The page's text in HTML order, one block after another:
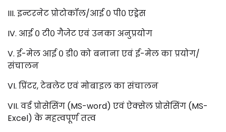
III. इन्टरनेट प्रोटोकॉल/आई ० पी० एड्रेस
IV. आई ० टी० गैजेट एवं उनका अनुप्रयोग
V. ई-मेल आई ० डी० को बनाना एवं ई-मेल का प्रयोग/
संचालन
VI. प्रिंटर, टेबलेट एवं मोबाइल का संचालन
VII. वर्ड प्रोसेसिंग (MS-word) एवं ऐक्सेल प्रोसेसिंग (MS-
Excel) के महत्वपूर्ण तत्व